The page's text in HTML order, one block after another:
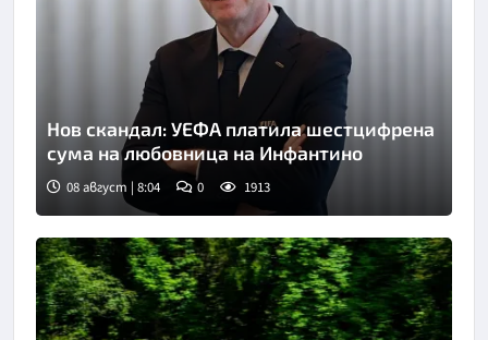
Нов скандал: УЕФА платила шестцифрена
сума на любовница на Инфантино
08 август | 8:04 0 1913